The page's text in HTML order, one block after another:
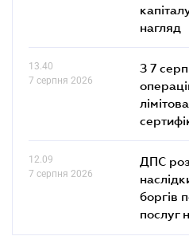
нагляд
13.40
7 серпня 2026
З 7
12.09
7 серпня 2026
ДПС
боргів
послуг